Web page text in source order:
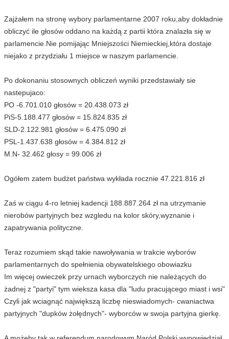
Zajżałem na stronę wybory parlamentarne 2007 roku,aby dokładnie
obliczyć ile głosów oddano na każdą z partii która znalazła się w
parlamencie.Nie pomijając Mniejszości Niemieckiej,która dostaje
niejako z przydziału 1 miejsce w naszym parlamencie.
Po dokonaniu stosownych obliczeń wyniki przedstawiały sie
nastepujaco:
PO -6.701.010 głosów = 20.438.073 zł
PiS-5.188.477 głosów = 15.824.835 zł
SLD-2.122.981 głosów = 6.475.090 zł
PSL-1.437.638 głosów = 4.384.812 zł
M.N- 32.462 głosy = 99.006 zł
Ogółem zatem budżet państwa wykłada rocznie 47.221.816 zł
Zaś w ciągu 4-ro letniej kadencji 188.887.264 zł na utrzymanie
nierobów partyjnych bez wzgledu na kolor skóry,wyznanie i
zapatrywania polityczne.
Teraz rozumiem skąd takie nawoływania w trakcie wyborów
parlamentarnych do spełnienia obywatelskiego obowiazku
Im więcej owieczek przy urnach wyborczych nie należących do
żadnej z "partyi" tym wieksza kasa dla "ludu pracującego miast i wsi"
Czyli jak wciagnąć największą liczbę nieswiadomych- cwaniactwa
partyjnych "dupków żołędnych"- wyborców w swoja partyjna gierkę.